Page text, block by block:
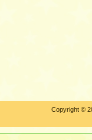
Copyright ©